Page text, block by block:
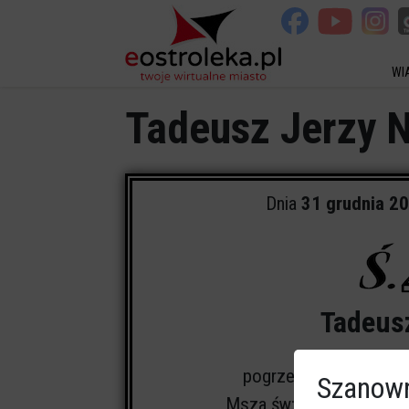
Tadeusz Jerzy
Dnia 31 grudnia
pogrzeb odbędzie
Msza św:
kościół pw.